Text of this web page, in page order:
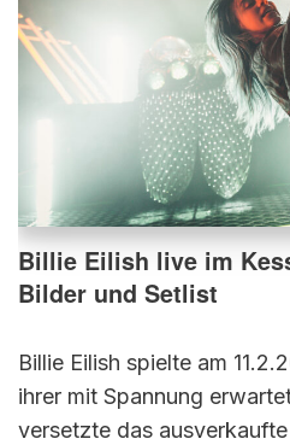
Billie Eilish live im
Bilder und Setlist
Billie Eilish spielte am
ihrer mit Spannung
versetzte das